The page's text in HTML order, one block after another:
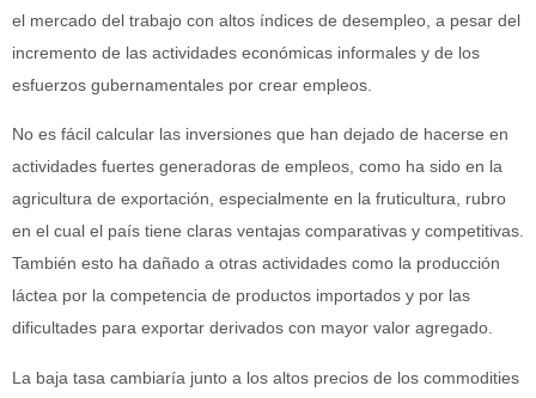
el mercado del trabajo con altos índices de desempleo, a pesar del
incremento de las actividades económicas informales y de los
esfuerzos gubernamentales por crear empleos.
No es fácil calcular las inversiones que han dejado de hacerse en
actividades fuertes generadoras de empleos, como ha sido en la
agricultura de exportación, especialmente en la fruticultura, rubro
en el cual el país tiene claras ventajas comparativas y competitivas.
También esto ha dañado a otras actividades como la producción
láctea por la competencia de productos importados y por las
dificultades para exportar derivados con mayor valor agregado.
La baja tasa cambiaría junto a los altos precios de los commodities